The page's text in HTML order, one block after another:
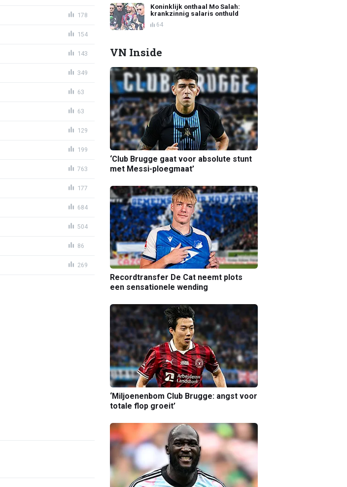
178
154
143
349
63
63
129
199
763
177
684
504
86
269
Koninklijk onthaal Mo Salah:
krankzinnig salaris onthuld
64
VN Inside
‘Club Brugge gaat voor absolute stunt
met Messi-ploegmaat’
Recordtransfer De Cat neemt plots
een sensationele wending
‘Miljoenenbom Club Brugge: angst voor
totale flop groeit’